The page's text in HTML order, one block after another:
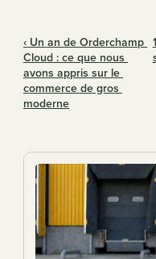
‹ Un an de Orderchamp
Cloud : ce que nous
avons appris sur le
commerce de gros
moderne